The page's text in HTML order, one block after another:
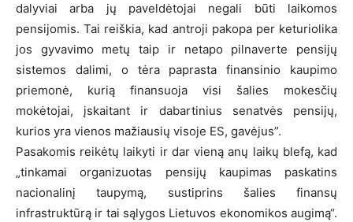
dalyviai arba jų paveldėtojai negali būti laikomos
pensijomis. Tai reiškia, kad antroji pakopa per keturiolika
jos gyvavimo metų taip ir netapo pilnaverte pensijų
sistemos dalimi, o tėra paprasta finansinio kaupimo
priemonė, kurią finansuoja visi šalies mokesčių
mokėtojai, įskaitant ir dabartinius senatvės pensijų,
kurios yra vienos mažiausių visoje ES, gavėjus”.
Pasakomis reikėtų laikyti ir dar vieną anų laikų blefą, kad
„tinkamai organizuotas pensijų kaupimas paskatins
nacionalinį taupymą, sustiprins šalies finansų
infrastruktūrą ir tai sąlygos Lietuvos ekonomikos augimą“.